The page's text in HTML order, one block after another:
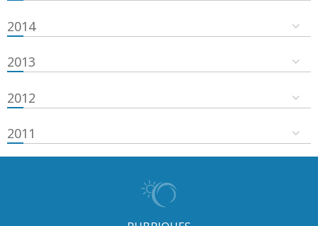
2014
2013
2012
2011